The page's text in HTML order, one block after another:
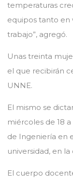
temperaturas
equipos tanto en
trabajo”, agregó.
Unas treinta
el que recibirán
UNNE.
El mismo se
miércoles de 18
de Ingeniería en
universidad, en
El cuerpo